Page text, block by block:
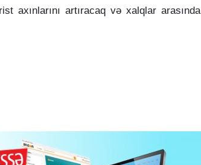
axınlarını artıracaq və xalqlar arasında